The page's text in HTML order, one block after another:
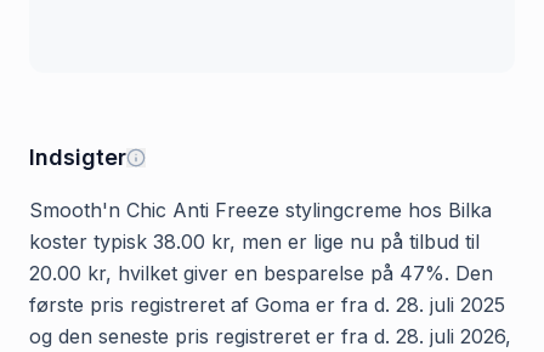
Indsigter
Smooth'n Chic Anti Freeze stylingcreme hos Bilka
koster typisk 38.00 kr, men er lige nu på tilbud til
20.00 kr, hvilket giver en besparelse på 47%. Den
første pris registreret af Goma er fra d. 28. juli 2025
og den seneste pris registreret er fra d. 28. juli 2026,